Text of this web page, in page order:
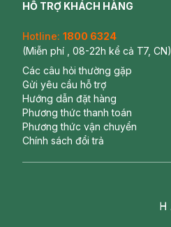
HỖ TRỢ KHÁCH HÀNG
Hotline: 1800 6324
(Miễn phí , 08-22h kể cả T7, CN)
Các câu hỏi thường gặp
Gửi yêu cầu hỗ trợ
Hướng dẫn đặt hàng
Phương thức thanh toán
Phương thức vận chuyển
Chính sách đổi trả